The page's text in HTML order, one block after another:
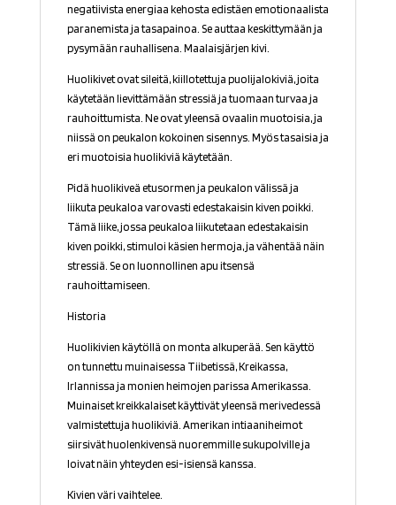
negatiivista energiaa kehosta edistäen emotionaalista
paranemista ja tasapainoa. Se auttaa keskittymään ja
pysymään rauhallisena. Maalaisjärjen kivi.
Huolikivet ovat sileitä, kiillotettuja puolijalokiviä, joita
käytetään lievittämään stressiä ja tuomaan turvaa ja
rauhoittumista. Ne ovat yleensä ovaalin muotoisia, ja
niissä on peukalon kokoinen sisennys. Myös tasaisia ja
eri muotoisia huolikiviä käytetään.
Pidä huolikiveä etusormen ja peukalon välissä ja
liikuta peukaloa varovasti edestakaisin kiven poikki.
Tämä liike, jossa peukaloa liikutetaan edestakaisin
kiven poikki, stimuloi käsien hermoja, ja vähentää näin
stressiä. Se on luonnollinen apu itsensä
rauhoittamiseen.
Historia
Huolikivien käytöllä on monta alkuperää. Sen käyttö
on tunnettu muinaisessa Tiibetissä, Kreikassa,
Irlannissa ja monien heimojen parissa Amerikassa.
Muinaiset kreikkalaiset käyttivät yleensä merivedessä
valmistettuja huolikiviä. Amerikan intiaaniheimot
siirsivät huolenkivensä nuoremmille sukupolville ja
loivat näin yhteyden esi-isiensä kanssa.
Kivien väri vaihtelee.